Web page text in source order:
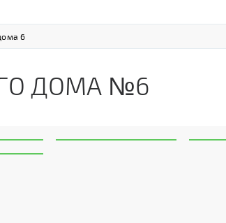
6
ДОМА №6